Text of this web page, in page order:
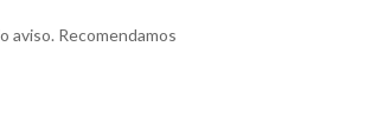
aviso. Recomendamos